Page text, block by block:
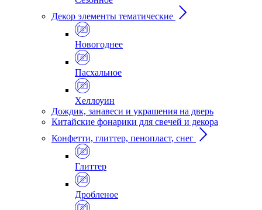
Декор элементы тематические
Новогоднее
Пасхальное
Хеллоуин
Дождик, занавеси и украшения на дверь
Китайские фонарики для свечей и декора
Конфетти, глиттер, пенопласт, снег
Глиттер
Дробленое